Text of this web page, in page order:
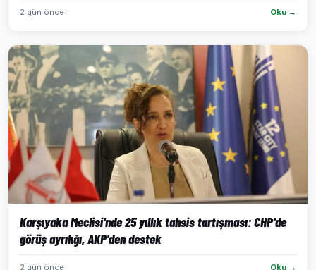
2 gün önce Oku →
Karşıyaka Meclisi'nde 25 yıllık tahsis tartışması: CHP'de
görüş ayrılığı, AKP'den destek
2 gün önce Oku →